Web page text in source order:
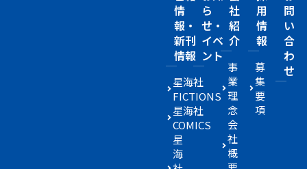
情
報・
新刊
情報
星海社
FICTIONS
星海社
COMICS
星
海
ら
せ・
イベ
ント
社
紹
介
事
業
理
念
会
社
概
用
情
報
募
集
要
項
問
い
合
わ
せ